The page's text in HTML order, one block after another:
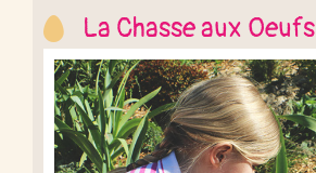
La Chasse aux Oeufs